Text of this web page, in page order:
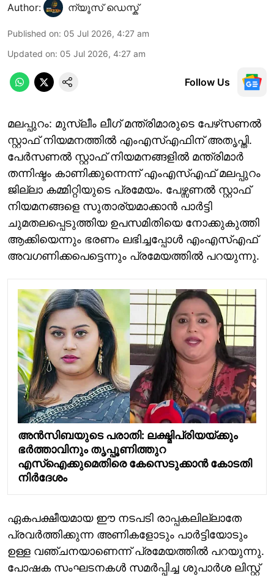
Author: ന്യൂസ് ഡെസ്ക്
Published on: 05 Jul 2026, 4:27 am
Updated on: 05 Jul 2026, 4:27 am
Follow Us
മലപ്പുറം: മുസ്ലീം ലീഗ് മന്ത്രിമാരുടെ പേഴ്‌സണല്‍
സ്റ്റാഫ് നിയമനത്തില്‍ എംഎസ്എഫിന് അതൃപ്തി.
പേർസണൽ സ്റ്റാഫ് നിയമനങ്ങളിൽ മന്ത്രിമാർ
തന്നിഷ്ടം കാണിക്കുന്നെന്ന് എംഎസ്എഫ് മലപ്പുറം
ജില്ലാ കമ്മിറ്റിയുടെ പ്രമേയം. പേഴ്സണൽ സ്റ്റാഫ്
നിയമനങ്ങളെ സുതാര്യമാക്കാൻ പാർട്ടി
ചുമതലപ്പെടുത്തിയ ഉപസമിതിയെ നോക്കുകുത്തി
ആക്കിയെന്നും ഭരണം ലഭിച്ചപ്പോൾ എംഎസ്എഫ്
അവഗണിക്കപെട്ടെന്നും പ്രമേയത്തിൽ പറയുന്നു.
അൻസിബയുടെ പരാതി: ലക്ഷ്മിപ്രിയയ്ക്കും
ഭർത്താവിനും തൃപ്പൂണിത്തുറ
എസ്ഐക്കുമെതിരെ കേസെടുക്കാൻ കോടതി
നിർദേശം
ഏകപക്ഷീയമായ ഈ നടപടി രാപ്പകലില്ലാതേ
പ്രവർത്തിക്കുന്ന അണികളോടും പാർട്ടിയോടും
ഉള്ള വഞ്ചനയാണെന്ന് പ്രമേയത്തിൽ പറയുന്നു.
പോഷക സംഘടനകൾ സമർപ്പിച്ച ശുപാർശ ലിസ്റ്റ്